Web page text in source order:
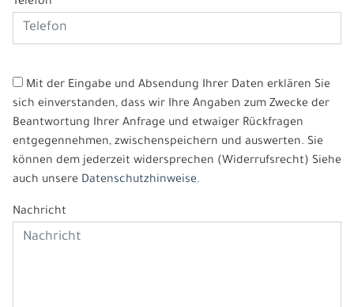
Mit der Eingabe und Absendung Ihrer Daten erklären Sie
sich einverstanden, dass wir Ihre Angaben zum Zwecke der
Beantwortung Ihrer Anfrage und etwaiger Rückfragen
entgegennehmen, zwischenspeichern und auswerten. Sie
können dem jederzeit widersprechen (Widerrufsrecht) Siehe
auch unsere Datenschutzhinweise.
Nachricht